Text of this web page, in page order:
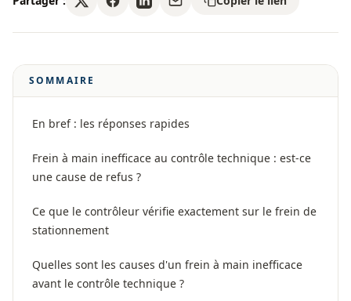
SOMMAIRE
En bref : les réponses rapides
Frein à main inefficace au contrôle technique : est-ce
une cause de refus ?
Ce que le contrôleur vérifie exactement sur le frein de
stationnement
Quelles sont les causes d'un frein à main inefficace
avant le contrôle technique ?